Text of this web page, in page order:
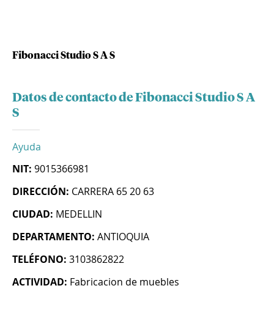
Fibonacci Studio S A S
Datos de contacto de Fibonacci Studio S A
S
Ayuda
NIT: 9015366981
DIRECCIÓN: CARRERA 65 20 63
CIUDAD: MEDELLIN
DEPARTAMENTO: ANTIOQUIA
TELÉFONO: 3103862822
ACTIVIDAD: Fabricacion de muebles